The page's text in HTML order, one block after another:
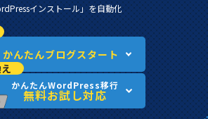
インストール」を自動化
かんたんブログスタート
かんたんWordPress移行
無料お試し対応